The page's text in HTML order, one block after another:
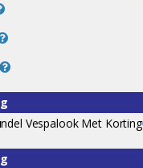
Vespalook Met Korting